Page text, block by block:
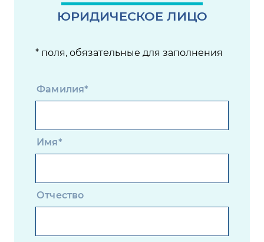
ЮРИДИЧЕСКОЕ ЛИЦО
* поля, обязательные для заполнения
Фамилия*
Имя*
Отчество